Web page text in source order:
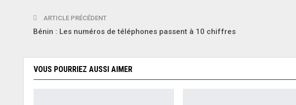
ARTICLE PRÉCÉDENT
Bénin : Les numéros de téléphones passent à 10 chiffres
VOUS POURRIEZ AUSSI AIMER